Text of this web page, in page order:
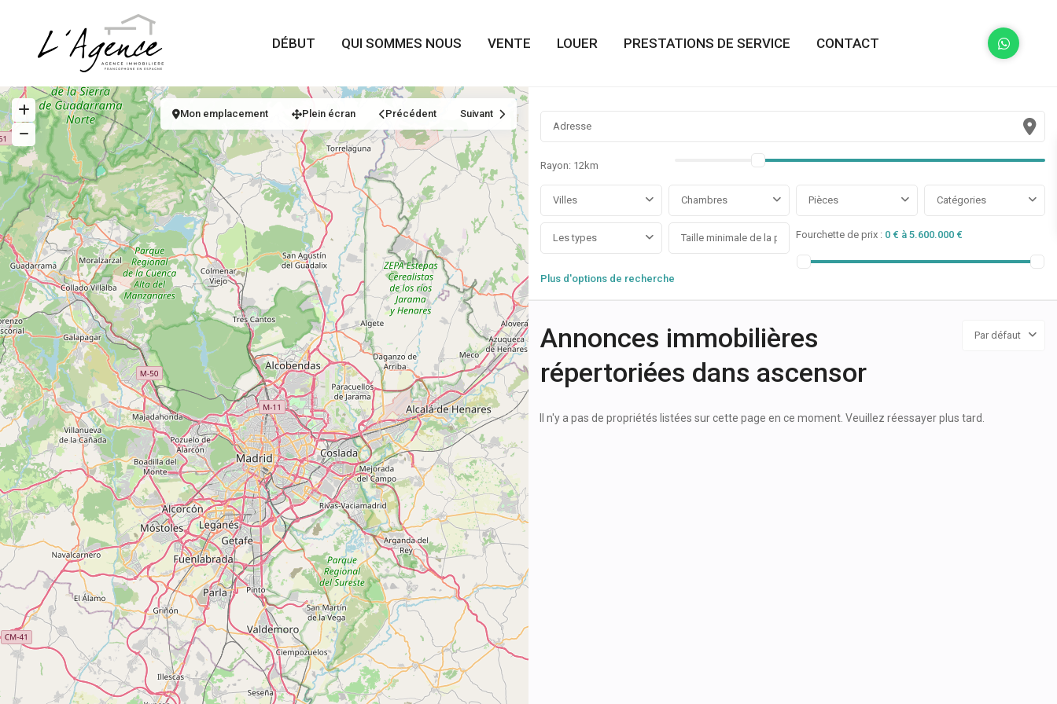
DÉBUT QUI SOMMES NOUS VENTE LOUER PRESTATIONS DE SERVICE CONTACT
Mon emplacement Plein écran Précédent Suivant
Rayon: 12km
Villes Chambres Pièces Catégories
Les types Fourchette de prix : 0 € à 5.600.000 €
Plus d'options de recherche
Par défaut
Annonces immobilières
répertoriées dans ascensor
Il n'y a pas de propriétés listées sur cette page en ce moment. Veuillez réessayer plus tard.